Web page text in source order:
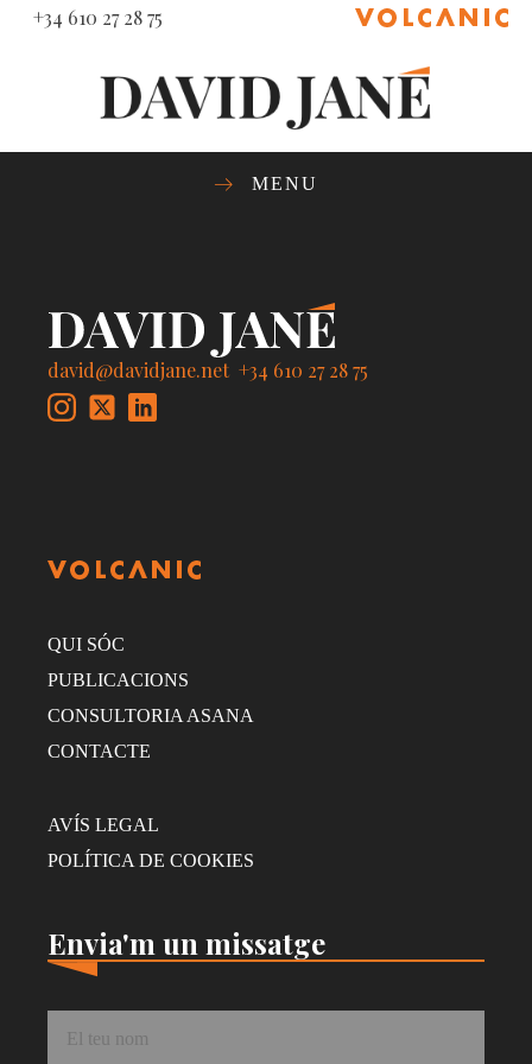
+34 610 27 28 75
MENU
david@davidjane.net +34 610 27 28 75
QUI SÓC
PUBLICACIONS
CONSULTORIA ASANA
CONTACTE
AVÍS LEGAL
POLÍTICA DE COOKIES
Envia'm un missatge
Nom *